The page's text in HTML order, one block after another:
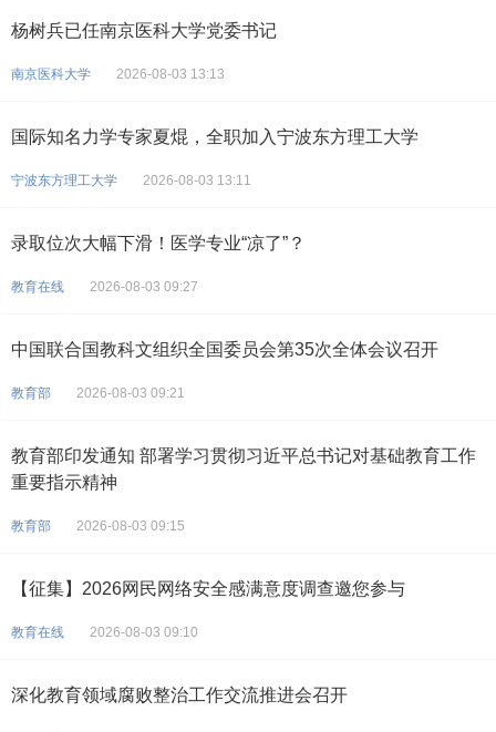
杨树兵已任南京医科大学党委书记
南京医科大学 2026-08-03 13:13
国际知名力学专家夏焜，全职加入宁波东方理工大学
宁波东方理工大学 2026-08-03 13:11
录取位次大幅下滑！医学专业“凉了”？
教育在线 2026-08-03 09:27
中国联合国教科文组织全国委员会第35次全体会议召开
教育部 2026-08-03 09:21
教育部印发通知 部署学习贯彻习近平总书记对基础教育工作
重要指示精神
教育部 2026-08-03 09:15
【征集】2026网民网络安全感满意度调查邀您参与
教育在线 2026-08-03 09:10
深化教育领域腐败整治工作交流推进会召开